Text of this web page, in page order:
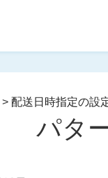
>配送日時指定の設
パタ